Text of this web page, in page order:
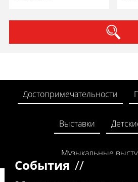
Достопримечательности
Выставки
Музыкальные
События //